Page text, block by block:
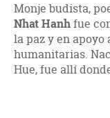
Monje budista,
Nhat Hanhfue
la paz y en
humanitarias.
Hue, fue allí